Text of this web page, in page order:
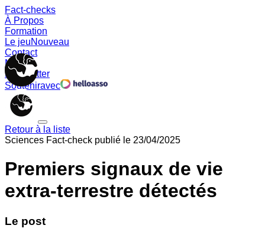
Fact-checks
À Propos
Formation
Le jeuNouveau
Contact
Memes
Newsletter
Souteniravec
Retour à la liste
Sciences Fact-check publié le 23/04/2025
Premiers signaux de vie
extra-terrestre détectés
Le post